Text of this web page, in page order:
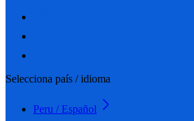
Selecciona país / idioma
Peru / Español